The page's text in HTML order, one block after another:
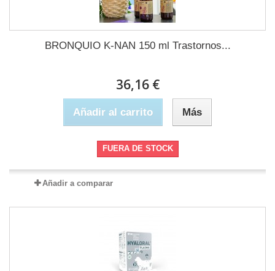
BRONQUIO K-NAN 150 ml Trastornos...
36,16 €
Añadir al carrito Más
FUERA DE STOCK
Añadir a comparar